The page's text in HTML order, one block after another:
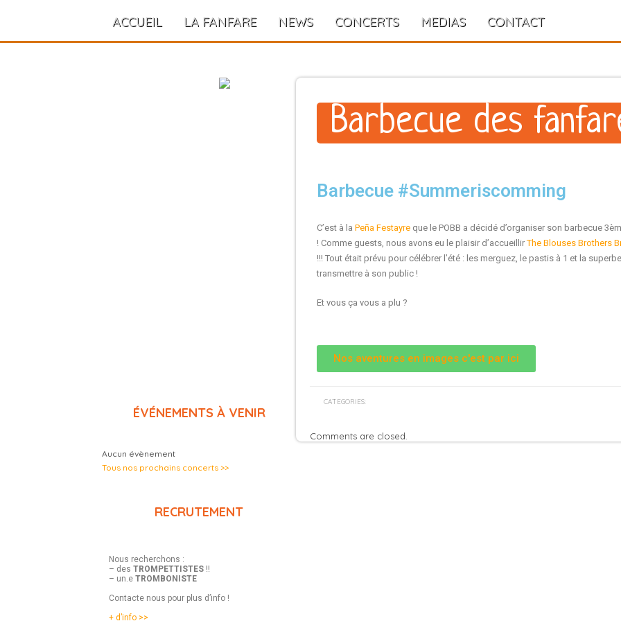
ACCUEIL LA FANFARE NEWS CONCERTS MEDIAS CONTACT
ÉVÉNEMENTS À VENIR
Aucun évènement
Tous nos prochains concerts >>
RECRUTEMENT
Nous recherchons :
– des TROMPETTISTES !!
– un.e TROMBONISTE
Contacte nous pour plus d’info !
+ d’info >>
Barbecue des
Barbecue #Summeriscomming
C’est à la Peña Festayre que le POBB a décidé d’organiser son barbecue
! Comme guests, nous avons eu le plaisir d’accueillirThe Blouses Brothers
!!! Tout était prévu pour célébrer l’été : les merguez, le pastis à 1 et la
transmettre à son public !
Et vous ça vous a plu ?
Nos aventures en images c'est par ici
CATEGORIES:
Comments are closed.